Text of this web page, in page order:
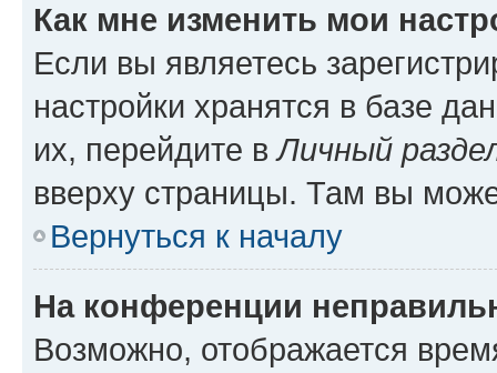
Как мне изменить мои
Если вы являетесь
настройки хранятся в базе
их, перейдите вЛичный
вверху страницы. Там вы
Вернуться к началу
На конференции
Возможно, отображается